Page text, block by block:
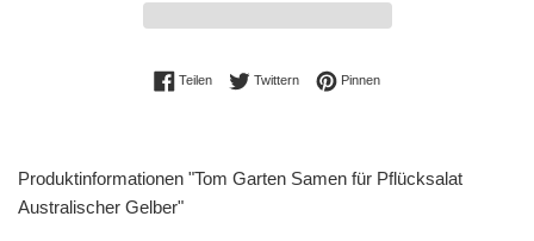
TeilenAuf Facebook teilen
TwitternAuf Twitter twittern
PinnenAuf Pinterest pinnen
Produktinformationen "Tom Garten Samen für Pflücksalat
Australischer Gelber"